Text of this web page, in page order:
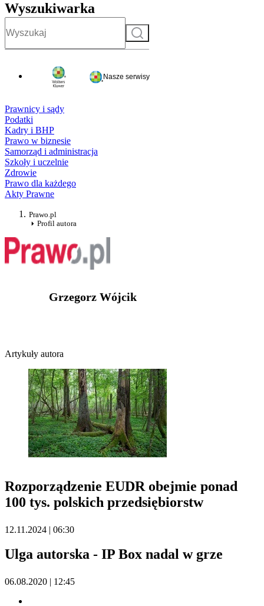
Wyszukiwarka
Szukaj
Nasze serwisy
Prawnicy i sądy
Podatki
Kadry i BHP
Prawo w biznesie
Samorząd i administracja
Szkoły i uczelnie
Zdrowie
Prawo dla każdego
Akty Prawne
Prawo.pl
Profil autora
Grzegorz Wójcik
Artykuły autora
Rozporządzenie EUDR obejmie ponad
100 tys. polskich przedsiębiorstw
12.11.2024 | 06:30
Ulga autorska - IP Box nadal w grze
06.08.2020 | 12:45